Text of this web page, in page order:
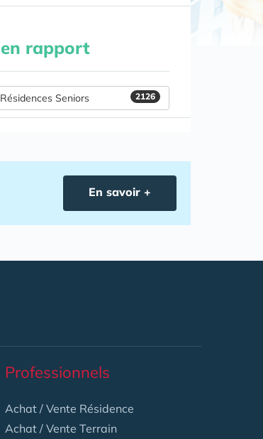
en rapport
2126
Résidences Seniors
En savoir +
Professionnels
Achat / Vente Résidence
Achat / Vente Terrain